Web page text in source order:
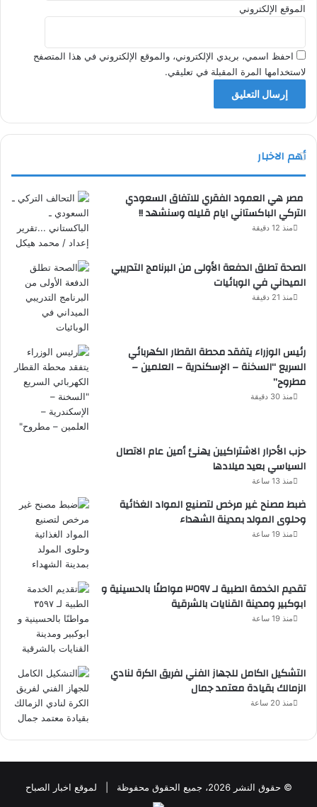
الموقع الإلكتروني
احفظ اسمي، بريدي الإلكتروني، والموقع الإلكتروني في هذا المتصفح
لاستخدامها المرة المقبلة في تعليقي.
أهم الاخبار
مصر هي العمود الفقري للاتفاق السعودي
التركي الباكستاني ايام قليله وسنشهد !!
منذ 12 دقيقة
الصحة تطلق الدفعة الأولى من البرنامج التدريبي
الميداني في الوبائيات
منذ 21 دقيقة
رئيس الوزراء يتفقد محطة القطار الكهربائي
السريع “السخنة – الإسكندرية – العلمين –
مطروح”
منذ 30 دقيقة
حزب الأحرار الاشتراكيين يهنئ أمين عام الاتصال
السياسي بعيد ميلادها
منذ 13 ساعة
ضبط مصنح غير مرخص لتصنيع المواد الغذائية
وحلوى المولد بمدينة الشهداء
منذ 19 ساعة
تقديم الخدمة الطبية لـ ٣٥٩٧ مواطنًا بالحسينية و
ابوكبير ومدينة القنايات بالشرقية
منذ 19 ساعة
التشكيل الكامل للجهاز الفني لفريق الكرة لنادي
الزمالك بقيادة معتمد جمال
منذ 20 ساعة
© حقوق النشر 2026، جميع الحقوق محفوظة | لموقع اخبار الصباح